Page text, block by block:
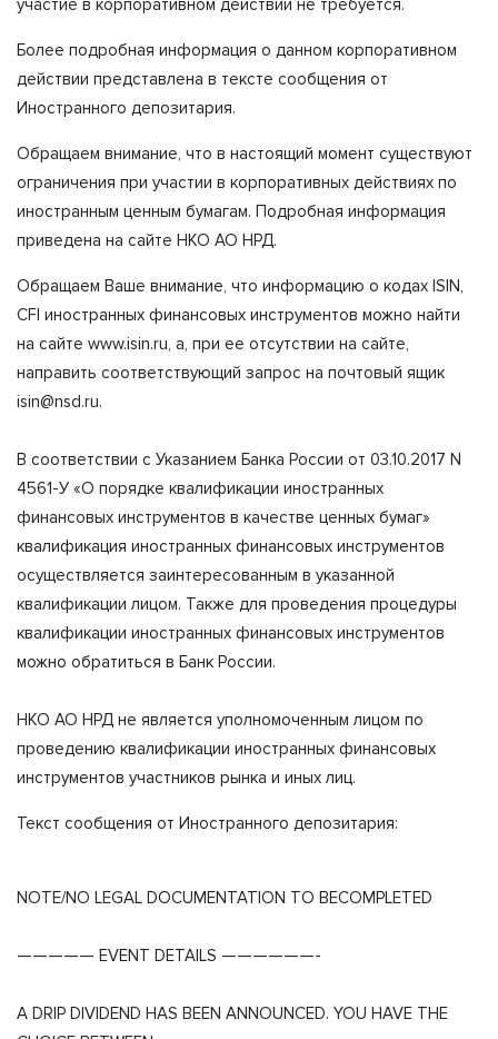
участие в корпоративном действии не требуется.
Более подробная информация о данном корпоративном
действии представлена в тексте сообщения от
Иностранного депозитария.
Обращаем внимание, что в настоящий момент существуют
ограничения при участии в корпоративных действиях по
иностранным ценным бумагам. Подробная информация
приведена на сайте НКО АО НРД.
Обращаем Ваше внимание, что информацию о кодах ISIN,
CFI иностранных финансовых инструментов можно найти
на сайте www.isin.ru, а, при ее отсутствии на сайте,
направить соответствующий запрос на почтовый ящик
isin@nsd.ru.
В соответствии с Указанием Банка России от 03.10.2017 N
4561-У «О порядке квалификации иностранных
финансовых инструментов в качестве ценных бумаг»
квалификация иностранных финансовых инструментов
осуществляется заинтересованным в указанной
квалификации лицом. Также для проведения процедуры
квалификации иностранных финансовых инструментов
можно обратиться в Банк России.
НКО АО НРД не является уполномоченным лицом по
проведению квалификации иностранных финансовых
инструментов участников рынка и иных лиц.
Текст сообщения от Иностранного депозитария:
NOTE/NO LEGAL DOCUMENTATION TO BECOMPLETED
————— EVENT DETAILS ——————-
A DRIP DIVIDEND HAS BEEN ANNOUNCED. YOU HAVE THE